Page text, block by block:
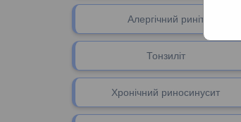
Алергічний риніт
Тонзиліт
Хронічний риносинусит